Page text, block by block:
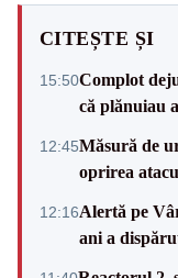
CITEȘTE ȘI
15:50Complot
că plănuiau
12:45Măsură de
oprirea
12:16Alertă pe
ani a